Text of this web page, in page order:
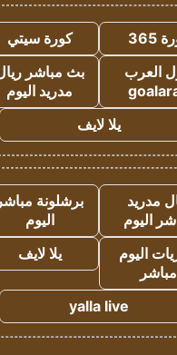
365
كورة سيتي
العرب
بث مباشر
مدريد اليوم
يلا لايف
مدريد
اليوم
برشلونة مباشر
اليوم
اليوم
مباشر
يلا لايف
yalla live